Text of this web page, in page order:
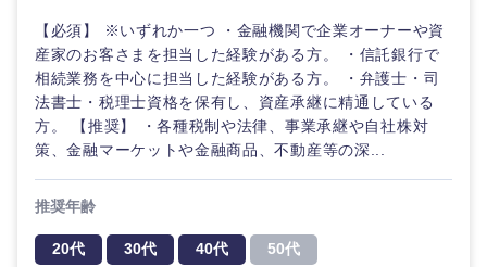
【必須】 ※いずれか一つ ・金融機関で企業オーナーや資
産家のお客さまを担当した経験がある方。 ・信託銀行で
相続業務を中心に担当した経験がある方。 ・弁護士・司
法書士・税理士資格を保有し、資産承継に精通している
方。 【推奨】 ・各種税制や法律、事業承継や自社株対
策、金融マーケットや金融商品、不動産等の深...
推奨年齢
20代 30代 40代 50代